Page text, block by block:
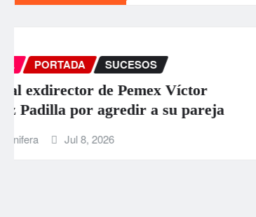
INTERNACIONAL PORTADA
Aumentan a 589 los muertos por los
terremotos en Venezuela
La Carbonifera